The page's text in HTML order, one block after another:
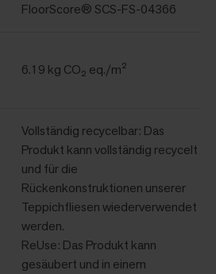
FloorScore® SCS-FS-04366
6.19 kg CO₂ eq./m²
Vollständig recycelbar: Das
Produkt kann vollständig recycelt
und für die
Rückenkonstruktionen unserer
Teppichfliesen wiederverwendet
werden.
ReUse: Das Produkt kann
gesäubert und in einem